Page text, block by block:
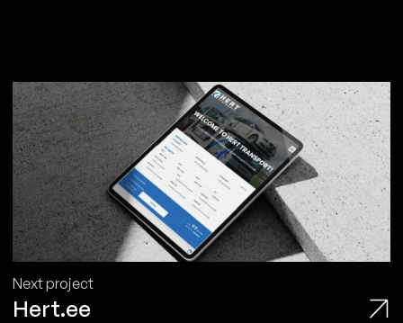
Next project
Hert.ee